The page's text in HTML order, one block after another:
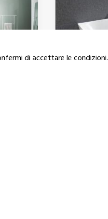
di accettare le condizioni.